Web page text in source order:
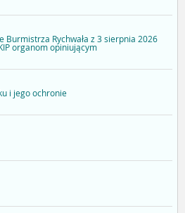
Burmistrza Rychwała z 3 sierpnia 2026
organom opiniującym
i jego ochronie